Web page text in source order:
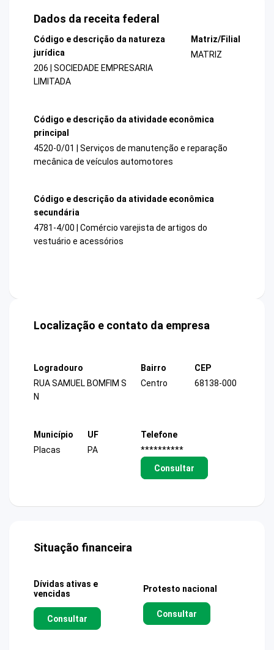
Dados da receita federal
Código e descrição da natureza
jurídica
206 | SOCIEDADE EMPRESARIA
LIMITADA
Matriz/Filial
MATRIZ
Código e descrição da atividade econômica
principal
4520-0/01 | Serviços de manutenção e reparação
mecânica de veículos automotores
Código e descrição da atividade econômica
secundária
4781-4/00 | Comércio varejista de artigos do
vestuário e acessórios
Localização e contato da empresa
Logradouro
RUA SAMUEL BOMFIM S
N
Bairro
Centro
CEP
68138-000
Município
Placas
UF
PA
Telefone
**********
Consultar
Situação financeira
Dívidas ativas e
vencidas
Consultar
Protesto nacional
Consultar